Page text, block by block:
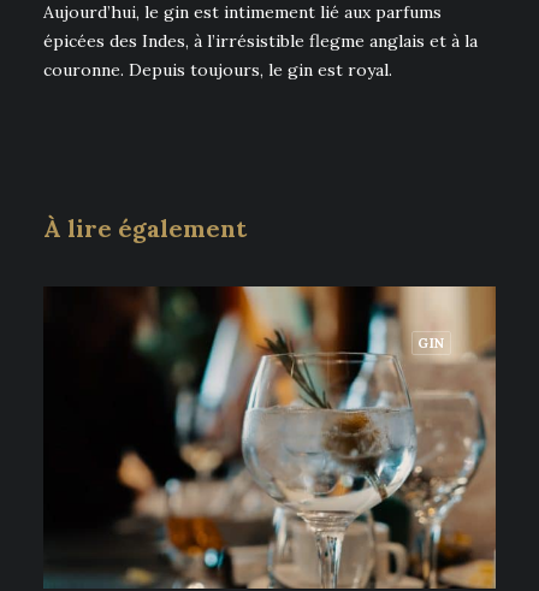
Aujourd’hui, le gin est intimement lié aux parfums
épicées des Indes, à l’irrésistible flegme anglais et à la
couronne. Depuis toujours, le gin est royal.
À lire également
GIN